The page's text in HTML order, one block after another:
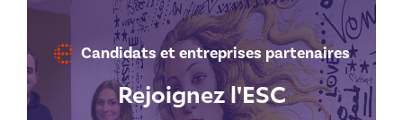
Candidats et entreprises partenaires
Rejoignez l'ESC